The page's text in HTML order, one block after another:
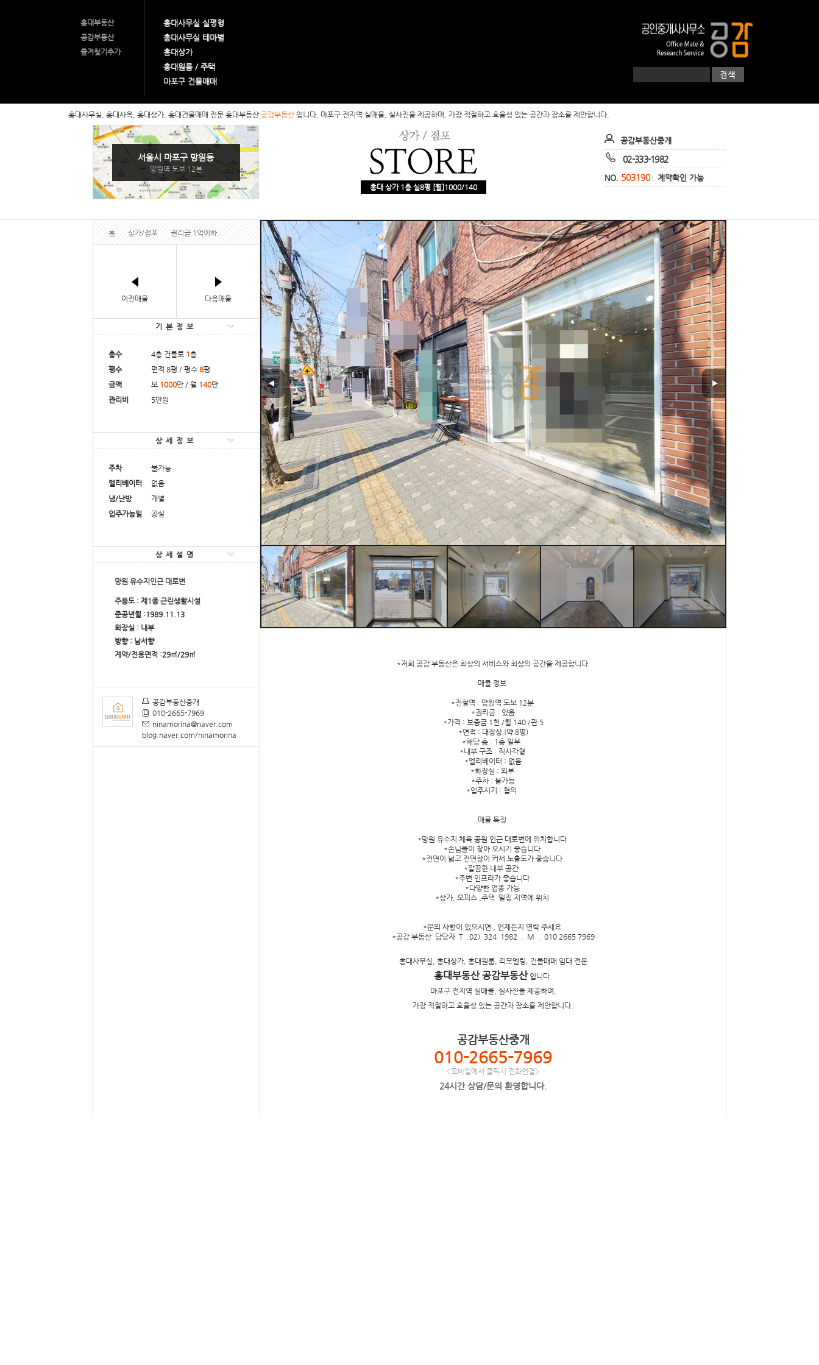
홍대부동산
공감부동산
즐겨찾기추가
홍대사무실 실평형
홍대사무실 테마별
홍대상가
홍대원룸 / 주택
마포구 건물매매
홍대사무실, 홍대사옥, 홍대상가, 홍대건물매매 전문 홍대부동산 공감부동산 입니다. 마포구 전지역 실매물, 실사진을 제공하며, 가장 적절하고 효율성 있는 공간과 장소를 제안합니다.
서울시 마포구 망원동
망원역 도보 12분
홍대 상가 1층 실8평 [월]1000/140
공감부동산중개
02-333-1982
NO. 503190| 계약확인 가능
홈 상가/점포 권리금 1억이하
이전매물 다음매물
기본정보
층수 4층 건물로 1층
평수
면적 8평 / 평수 8평
금액
보1000만 / 월 140만
관리비
5만원
상세정보
주차
불가능
엘리베이터
없음
냉/난방
개별
입주가능일
공실
상세설명
망원 유수지인근 대로변
주용도 : 제1종 근린생활시설
준공년월 :1989.11.13
화장실 : 내부
방향 : 남서향
계약/전용면적 :29㎡/29㎡
공감부동산중개
010-2665-7969
ninamorina@naver.com
blog.naver.com/ninamorina
*저희 공감 부동산은 최상의 서비스와 최상의 공간을 제공합니다
매물 정보
*전철역 : 망원역 도보 12분
*권리금 : 있음
*가격 : 보증금 1천 /월 140 /관 5
*면적 : 대장상 (약 8평)
*해당 층 : 1층 일부
*내부 구조 : 직사각형
*엘리베이터 : 없음
*화장실 : 외부
*주차 : 불가능
*입주시기 : 협의
매물 특징
*망원 유수지 체육 공원 인근 대로변에 위치합니다
*손님들이 찿아 오시기 좋습니다
*전면이 넓고 전면창이 커서 노출도가 좋습니다
*깔끔한 내부 공간
*주변 인프라가 좋습니다
*다양한 업종 가능
*상가, 오피스 ,주택 밀집 지역에 위치
*문의 사항이 있으시면 , 언제든지 연락 주세요
*공감 부동산 담당자 T .02) 324 1982 . M . 010 2665 7969
홍대사무실, 홍대상가, 홍대원룸, 리모델링, 건물매매 임대 전문
홍대부동산 공감부동산입니다.
마포구 전지역 실매물, 실사진을 제공하며,
가장 적절하고 효율성 있는 공간과 장소를 제안합니다.
공감부동산중개
010-2665-7969
<모바일에서 클릭시 전화연결>
24시간 상담/문의 환영합니다.